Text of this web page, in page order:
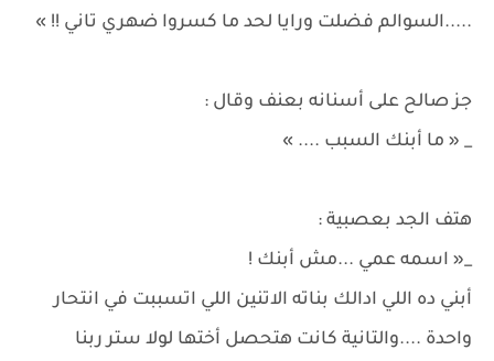
.....السوالم فضلت ورايا لحد ما كسروا ضهري تاني !! »
جز صالح على أسنانه بعنف وقال :
_ « ما أبنك السبب .... »
هتف الجد بعصبية :
_« اسمه عمي ...مش أبنك !
أبني ده اللي ادالك بناته الاتنين اللي اتسببت في انتحار
واحدة ....والتانية كانت هتحصل أختها لولا ستر ربنا